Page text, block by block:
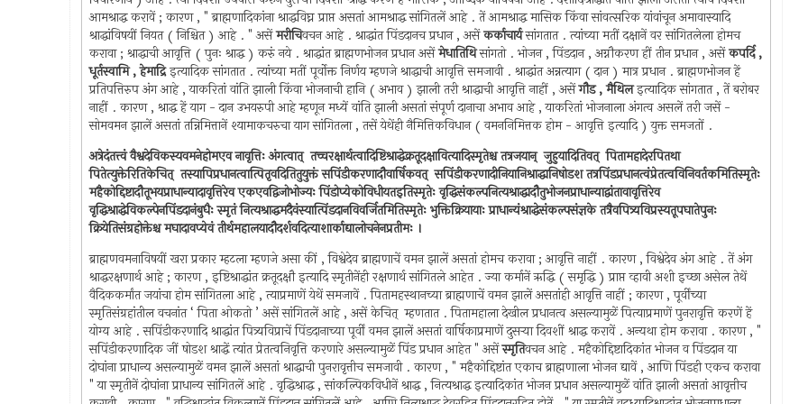
आमश्राद्ध करावें ; कारण , " ब्राह्मणादिकांना श्राद्धविघ्न प्राप्त असतां आमश्राद्ध सांगितलें आहे . तें आमश्राद्ध मासिक किंवा सांवत्सरिक यांवांचून अमावास्यादि
श्राद्धांविषयीं नियत ( निश्चित ) आहे . " असेंमरीचिवचन आहे . श्राद्धांत पिंडदानच प्रधान , असेंकर्काचार्यसांगतात . त्यांच्या मतीं दक्षानें वर सांगितलेला होमच
करावा ; श्राद्धाची आवृत्ति ( पुनः श्राद्ध ) करुं नये . श्राद्धांत ब्राह्मणभोजन प्रधान असेंमेधातिथिसांगतो . भोजन , पिंडदान , अग्नौकरण हीं तीन प्रधान , असेंकपर्दि ,
धूर्तस्वामि , हेमाद्रिइत्यादिक सांगतात . त्यांच्या मतीं पूर्वोक्त निर्णय म्हणजे श्राद्धाची आवृत्ति समजावी . श्राद्धांत अन्नत्याग ( दान ) मात्र प्रधान . ब्राह्मणभोजन हें
प्रतिपत्तिरुप अंग आहे , याकरितां वांति झाली किंवा भोजनाची हानि ( अभाव ) झाली तरी श्राद्धाची आवृत्ति नाहीं , असेंगौड , मैथिलइत्यादिक सांगतात , तें बरोबर
नाहीं . कारण , श्राद्ध हें याग - दान उभयरुपी आहे म्हणून मध्यें वांति झाली असतां संपूर्ण दानाचा अभाव आहे , याकरितां भोजनाला अंगत्व असलें तरी जसें -
सोमवमन झालें असतां तन्निमित्तानें श्यामाकचरुचा याग सांगितला , तसें येथेंही नैमित्तिकविधान ( वमननिमित्तक होम - आवृत्ति इत्यादि ) युक्त समजतों .
अत्रेदंतत्त्वं वैश्वदेविकस्यवमनेहोमएव नावृत्तिः अंगत्वात् ‍ तच्चरक्षार्थत्वादिष्टिश्राद्धेक्रतूदक्षावित्यादिस्मृतेश्च तत्रजयान् ‍ जुहुयादितिवत् ‍ पितामहादेरपितथा
पितेत्युक्तेरितिकेचित् ‍ तस्यापिप्रधानत्वात्पितृवदितितुयुक्तं सपिंडीकरणादौवार्षिकवत् ‍ सपिंडीकरणादीनियानिश्राद्धानिषोडश तत्रपिंडप्रधानत्वंप्रेतत्वविनिवर्तकमितिस्मृतेः
महैकोद्दिष्टादौतूभयप्राधान्यादावृत्तिरेव एकएवद्विजोभोज्यः पिंडोप्येकोविधीयतइतिस्मृतेः वृद्धिसंकल्पनित्यश्राद्धादौतुभोजनप्राधान्याद्वांतावावृत्तिरेव
वृद्धिश्राद्धेविकल्पेनपिंडदानंबुधैः स्मृतं नित्यश्राद्धमदैवंस्यात्पिंडदानविवर्जितमितिस्मृतेः भुक्तिक्रियायाः प्राधान्यंश्राद्धेसंकल्पसंज्ञके तत्रैवपित्र्यविप्रस्यतूपघातेपुनः
क्रियेतिसंग्रहोक्तेश्च मघादावप्येवं तीर्थमहालयादौदर्शवदित्याशार्काद्यालोचनेनप्रतीमः ।
ब्राह्मणवमनाविषयीं खरा प्रकार म्हटला म्हणजे असा कीं , विश्वेदेव ब्राह्मणाचें वमन झालें असतां होमच करावा ; आवृत्ति नाहीं . कारण , विश्वेदेव अंग आहे . तें अंग
श्राद्धरक्षणार्थ आहे ; कारण , इष्टिश्राद्धांत क्रतूदक्षौ इत्यादि स्मृतीनेंही रक्षणार्थ सांगितले आहेत . ज्या कर्मानें ऋद्धि ( समृद्धि ) प्राप्त व्हावी अशी इच्छा असेल तेथें
वैदिककर्मांत जयांचा होम सांगितला आहे , त्याप्रमाणें येथें समजावें . पितामहस्थानच्या ब्राह्मणाचें वमन झालें असतांही आवृत्ति नाहीं ; कारण , पूर्वींच्या
स्मृतिसंग्रहांतील वचनांत ‘ पिता ओकतो ’ असें सांगितलें आहे , असें केचित् ‍ म्हणतात . पितामहाला देखील प्रधानत्व असल्यामुळें पित्याप्रमाणें पुनरावृत्ति करणें हें
योग्य आहे . सपिंडीकरणादि श्राद्धांत पित्र्यविप्राचें पिंडदानाच्या पूर्वीं वमन झालें असतां वार्षिकाप्रमाणें दुसर्‍या दिवशीं श्राद्ध करावें . अन्यथा होम करावा . कारण , "
सपिंडीकरणादिक जीं षोडश श्राद्धें त्यांत प्रेतत्वनिवृत्ति करणारे असल्यामुळें पिंड प्रधान आहेत " असेंस्मृतिवचन आहे . महैकोद्दिष्टादिकांत भोजन व पिंडदान या
दोघांना प्राधान्य असल्यामुळें वमन झालें असतां श्राद्धाची पुनरावृत्तीच समजावी . कारण , " महैकोद्दिष्टांत एकाच ब्राह्मणाला भोजन द्यावें , आणि पिंडही एकच करावा
" या स्मृतीनें दोघांना प्राधान्य सांगितलें आहे . वृद्धिश्राद्ध , सांकल्पिकविधीनें श्राद्ध , नित्यश्राद्ध इत्यादिकांत भोजन प्रधान असल्यामुळें वांति झाली असतां आवृत्तीच